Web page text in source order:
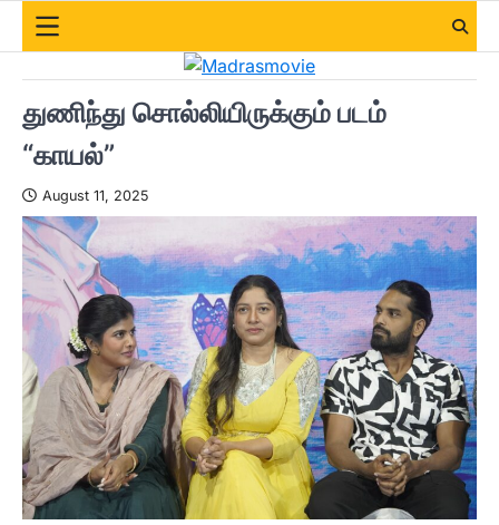
துணிந்து சொல்லியிருக்கும் படம்
“காயல்”
August 11, 2025